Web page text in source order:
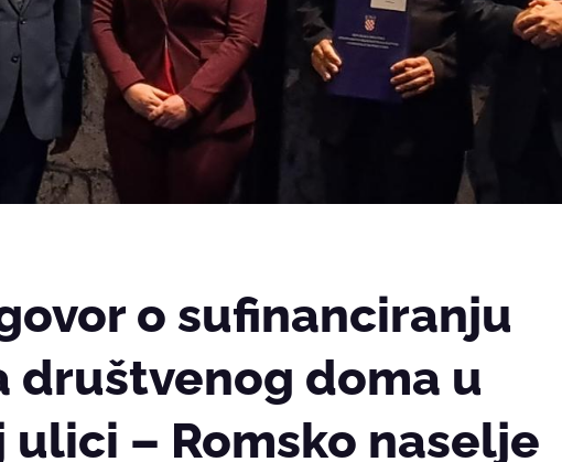
o sufinanciranju
društvenog doma u
ulici – Romsko naselje